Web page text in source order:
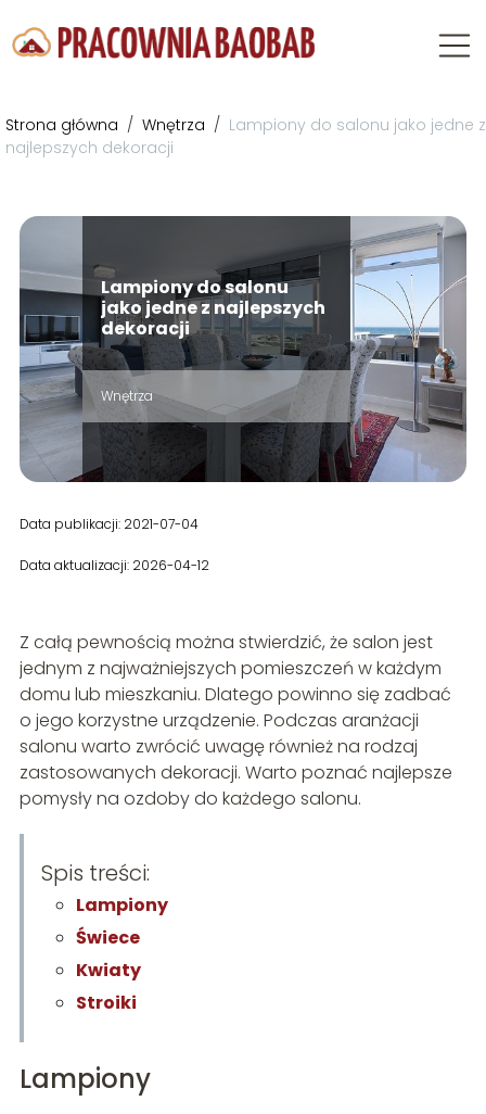
Strona główna / Wnętrza / Lampiony do salonu jako jedne z
najlepszych dekoracji
Lampiony do salonu
jako jedne z najlepszych
dekoracji
Wnętrza
Data publikacji: 2021-07-04
Data aktualizacji: 2026-04-12
Z całą pewnością można stwierdzić, że salon jest
jednym z najważniejszych pomieszczeń w każdym
domu lub mieszkaniu. Dlatego powinno się zadbać
o jego korzystne urządzenie. Podczas aranżacji
salonu warto zwrócić uwagę również na rodzaj
zastosowanych dekoracji. Warto poznać najlepsze
pomysły na ozdoby do każdego salonu.
Spis treści:
Lampiony
Świece
Kwiaty
Stroiki
Lampiony